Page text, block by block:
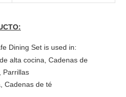
Dining Set is used in:
alta cocina, Cadenas de
Parrillas
Cadenas de té